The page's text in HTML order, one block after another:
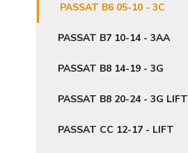
PASSAT B6 05-10 - 3C
PASSAT B7 10-14 - 3AA
PASSAT B8 14-19 - 3G
PASSAT B8 20-24 - 3G LIFT
PASSAT CC 12-17 - LIFT